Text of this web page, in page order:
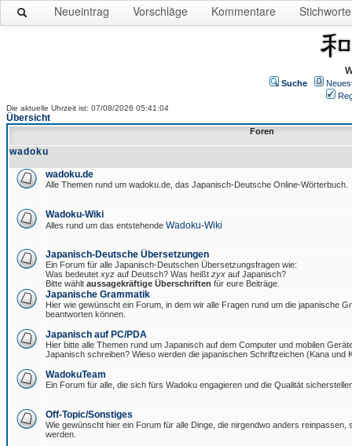
Neueintrag Vorschläge Kommentare Stichworte
Suche
Die aktuelle Uhrzeit ist: 07/08/2026 05:41:04
Übersicht
Foren
wadoku
wadoku.de
Alle Themen rund um wadoku.de, das Japanisch-Deutsche Online-Wörterbuch.
Wadoku-Wiki
Alles rund um das entstehende Wadoku-Wiki
Japanisch-Deutsche Übersetzungen
Ein Forum für alle Japanisch-Deutschen Übersetzungsfragen wie:
Was bedeutet xyz auf Deutsch? Was heißt zyx auf Japanisch?
Bitte wählt aussagekräftige Überschriften für eure Beiträge.
Japanische Grammatik
Hier wie gewünscht ein Forum, in dem wir alle Fragen rund um die japanische
beantworten können.
Japanisch auf PC/PDA
Hier bitte alle Themen rund um Japanisch auf dem Computer und mobilen
Japanisch schreiben? Wieso werden die japanischen Schriftzeichen (Kana und
WadokuTeam
Ein Forum für alle, die sich fürs Wadoku engagieren und die Qualität
Off-Topic/Sonstiges
Wie gewünscht hier ein Forum für alle Dinge, die nirgendwo anders reinpassen,
werden.